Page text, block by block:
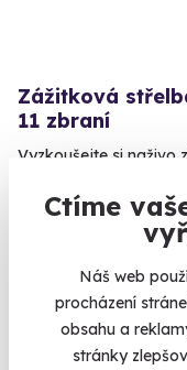
Ctíme
Náš web
procházení
obsahu a
stránky
Zážitková
11 zbraní
Vyzkoušejte si naživo
Velká Bíteš
(+ 28 dalších
2 999 Kč